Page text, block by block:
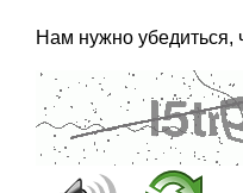
Нам нужно убедиться,